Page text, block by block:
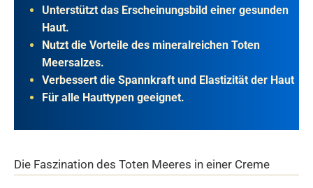
Unterstützt das Erscheinungsbild einer gesunden
Haut.
Nutzt die Vorteile des mineralreichen Toten
Meersalzes.
Verbessert die Spannkraft und Elastizität der Haut
Für alle Hauttypen geeignet.
Die Faszination des Toten Meeres in einer Creme